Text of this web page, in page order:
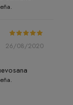
26/08/2020